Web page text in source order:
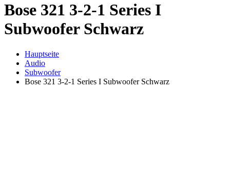
Bose 321 3-2-1 Series I
Subwoofer Schwarz
Hauptseite
Audio
Subwoofer
Bose 321 3-2-1 Series I Subwoofer Schwarz